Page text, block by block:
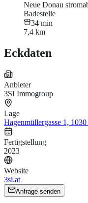
Neue Donau
Badestelle
34 min
7,4 km
Eckdaten
Anbieter
3SI Immogroup
Lage
Hagenmüllergasse 1,
Fertigstellung
2023
Website
3si.at
Anfrage senden